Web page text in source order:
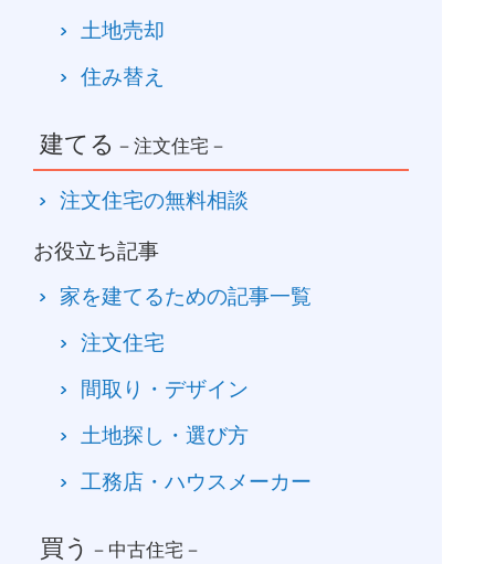
土地売却
住み替え
建てる －注文住宅－
注文住宅の無料相談
お役立ち記事
家を建てるための記事一覧
注文住宅
間取り・デザイン
土地探し・選び方
工務店・ハウスメーカー
買う －中古住宅－